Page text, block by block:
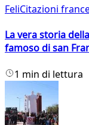
FeliCitazioni
La vera storia
famoso di san
1 min di lettura